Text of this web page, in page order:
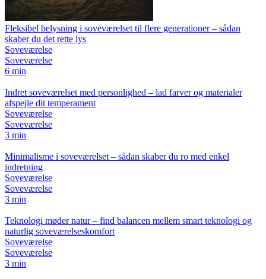
Fleksibel belysning i soveværelset til flere generationer – sådan
skaber du det rette lys
Soveværelse
Soveværelse
6 min
Indret soveværelset med personlighed – lad farver og materialer
afspejle dit temperament
Soveværelse
Soveværelse
3 min
Minimalisme i soveværelset – sådan skaber du ro med enkel
indretning
Soveværelse
Soveværelse
3 min
Teknologi møder natur – find balancen mellem smart teknologi og
naturlig soveværelseskomfort
Soveværelse
Soveværelse
3 min